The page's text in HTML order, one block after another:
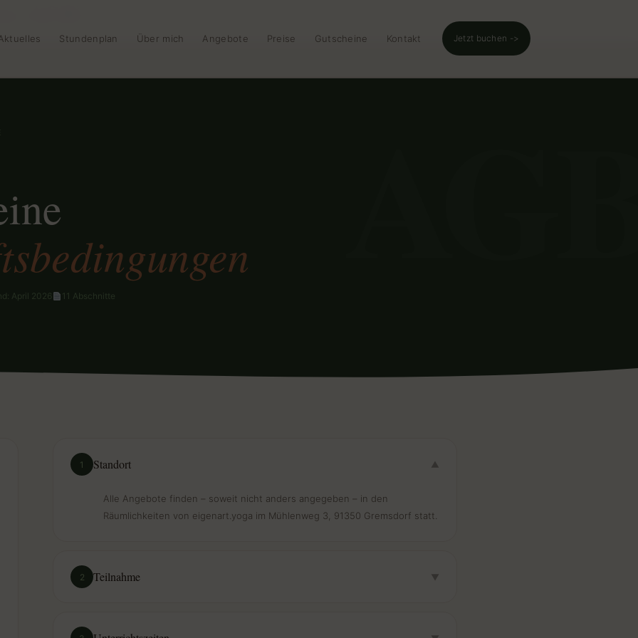
Stundenplan Über mich Angebote Preise Gutscheine Kontakt Jetzt buchen ->
April 2026 11 Abschnitte
1 Standort ▼
Alle Angebote finden – soweit nicht anders angegeben – in den
Räumlichkeiten von eigenart.yoga im Mühlenweg 3, 91350 Gremsdorf statt.
2 Teilnahme ▼